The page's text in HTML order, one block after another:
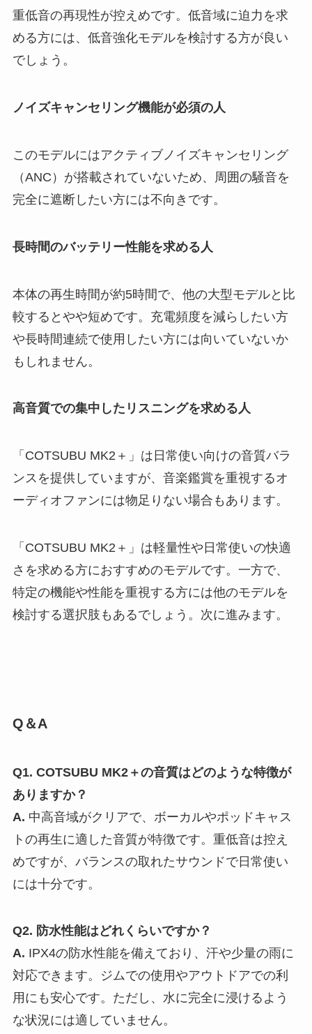
重低音の再現性が控えめです。低音域に迫力を求
める方には、低音強化モデルを検討する方が良い
でしょう。
ノイズキャンセリング機能が必須の人
このモデルにはアクティブノイズキャンセリング
（ANC）が搭載されていないため、周囲の騒音を
完全に遮断したい方には不向きです。
長時間のバッテリー性能を求める人
本体の再生時間が約5時間で、他の大型モデルと比
較するとやや短めです。充電頻度を減らしたい方
や長時間連続で使用したい方には向いていないか
もしれません。
高音質での集中したリスニングを求める人
「COTSUBU MK2＋」は日常使い向けの音質バラ
ンスを提供していますが、音楽鑑賞を重視するオ
ーディオファンには物足りない場合もあります。
「COTSUBU MK2＋」は軽量性や日常使いの快適
さを求める方におすすめのモデルです。一方で、
特定の機能や性能を重視する方には他のモデルを
検討する選択肢もあるでしょう。次に進みます。
Q＆A
Q1. COTSUBU MK2＋の音質はどのような特徴が
ありますか？
A. 中高音域がクリアで、ボーカルやポッドキャス
トの再生に適した音質が特徴です。重低音は控え
めですが、バランスの取れたサウンドで日常使い
には十分です。
Q2. 防水性能はどれくらいですか？
A. IPX4の防水性能を備えており、汗や少量の雨に
対応できます。ジムでの使用やアウトドアでの利
用にも安心です。ただし、水に完全に浸けるよう
な状況には適していません。